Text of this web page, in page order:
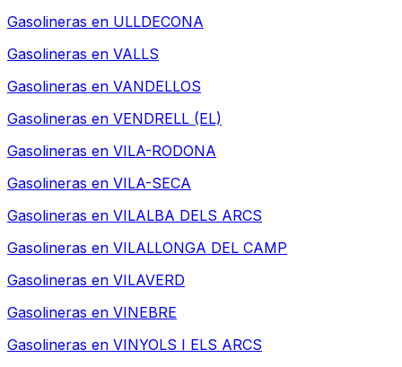
Gasolineras en ULLDECONA
Gasolineras en VALLS
Gasolineras en VANDELLOS
Gasolineras en VENDRELL (EL)
Gasolineras en VILA-RODONA
Gasolineras en VILA-SECA
Gasolineras en VILALBA DELS ARCS
Gasolineras en VILALLONGA DEL CAMP
Gasolineras en VILAVERD
Gasolineras en VINEBRE
Gasolineras en VINYOLS I ELS ARCS